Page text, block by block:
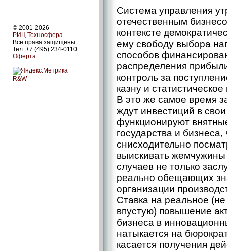
© 2001-2026
РИЦ Техносфера
Все права защищены
Тел. +7 (495) 234-0110
Оферта
R&W
Cистема управления
отечественным
контексте
ему свободу выбора
способов
распределения
контроль за
казну и
В это же самое время
ждут инвестиций в
функционируют
государства и
снисходительно
выискивать жемчужины
случаев не только
реально обещающих
организации
Ставка на реальное
впустую) повышение
бизнеса в
натыкается на
касается получения